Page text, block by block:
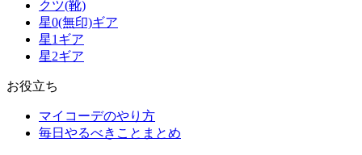
クツ(靴)
星0(無印)ギア
星1ギア
星2ギア
お役立ち
マイコーデのやり方
毎日やるべきことまとめ